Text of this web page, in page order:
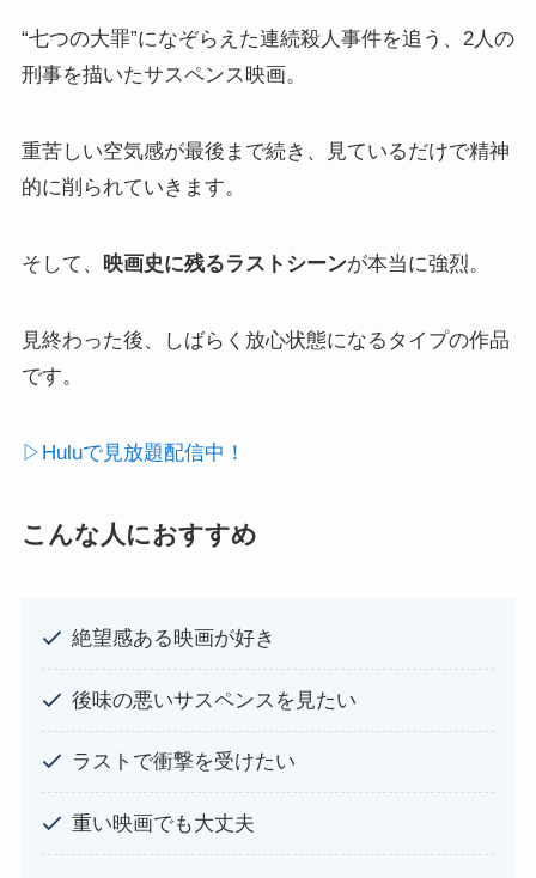
“七つの大罪”になぞらえた連続殺人事件を追う、2人の
刑事を描いたサスペンス映画。
重苦しい空気感が最後まで続き、見ているだけで精神
的に削られていきます。
そして、 映画史に残るラストシーンが本当に強烈。
見終わった後、しばらく放心状態になるタイプの作品
です。
▷Huluで見放題配信中！
こんな人におすすめ
絶望感ある映画が好き
後味の悪いサスペンスを見たい
ラストで衝撃を受けたい
重い映画でも大丈夫